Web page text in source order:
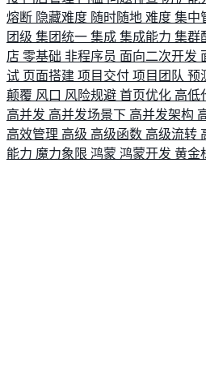
熔断 隐藏难度 随时随地 难度 集中
团级 集团统一 集成 集成能力 集群
店 零基础 非程序员 面向二次开发
试 页面搭建 项目交付 项目团队 预
颠覆 风口 风险规避 首页优化 高低
高并发 高并发场景下 高并发架构
高效管理 高级 高级函数 高级流转
能力 魔力象限 鸿蒙 鸿蒙开发 黄金